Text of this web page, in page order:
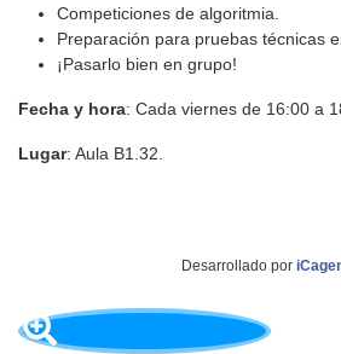
Competiciones de algoritmia.
Preparación para pruebas técnicas
¡Pasarlo bien en grupo!
Fecha y hora: Cada viernes de 16:00 a
Lugar: Aula B1.32.
Desarrollado por